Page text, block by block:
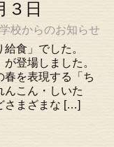
日
学校からのお知らせ
食」でした。
登場しました。
春を表現する「ち
んこん・しいた
さまざまな […]